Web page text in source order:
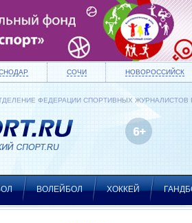
СОЧИ НОВОРОССИЙСК
ФЕДЕРАЦИИ СПОРТИВНЫХ ЖУРНАЛИСТОВ
ВОЛЕЙБОЛ ХОККЕЙ